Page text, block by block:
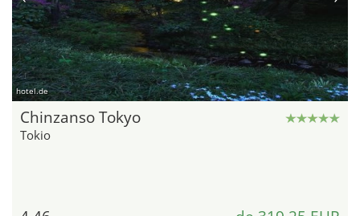
hotel.de
Chinzanso Tokyo
Tokio